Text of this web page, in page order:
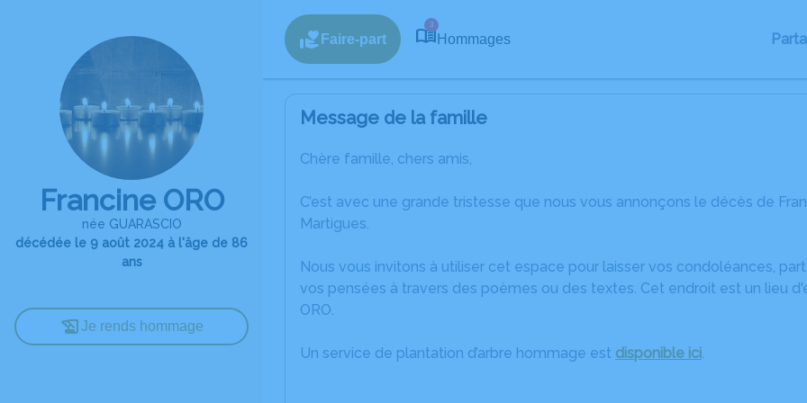
Francine ORO
née GUARASCIO
décédée le 9 août 2024 à l'âge de 86
ans
Je rends hommage
Faire-part
3
Hommages
Message de la famille
Chère famille, chers amis,
C’est avec une grande tristesse que nous vous annonçons le décès de
Martigues.
Nous vous invitons à utiliser cet espace pour laisser vos condoléances,
vos pensées à travers des poèmes ou des textes. Cet endroit est un lieu
ORO.
Un service de plantation d’arbre hommage est disponible ici.